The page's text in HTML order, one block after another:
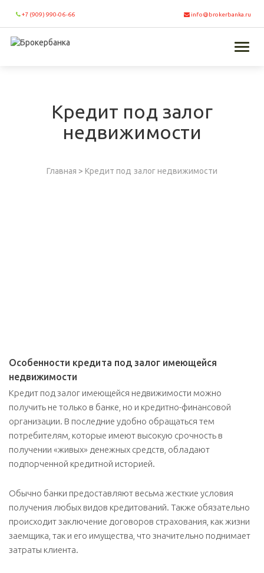
+7 (909) 990-06-66 info@brokerbanka.ru
Кредит под залог
недвижимости
Главная >Кредит под залог недвижимости
Особенности кредита под залог имеющейся
недвижимости
Кредит под залог имеющейся недвижимости можно
получить не только в банке, но и кредитно-финансовой
организации. В последние удобно обращаться тем
потребителям, которые имеют высокую срочность в
получении «живых» денежных средств, обладают
подпорченной кредитной историей.
Обычно банки предоставляют весьма жесткие условия
получения любых видов кредитований. Также обязательно
происходит заключение договоров страхования, как жизни
заемщика, так и его имущества, что значительно поднимает
затраты клиента.